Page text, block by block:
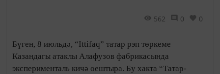
562 0 0
Бүген, 8 июльдә, “Ittifaq” татар рэп төркеме
Казандагы атаклы Алафузов фабрикасында
эксперименталь кичә оештыра. Бу хакта “Татар-